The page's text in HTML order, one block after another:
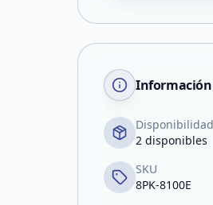
Disponibilidad
2 disponibles
SKU
8PK-8100E